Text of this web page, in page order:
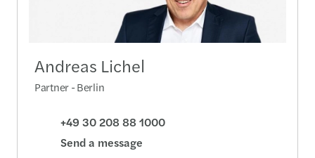
Andreas Lichel
Partner - Berlin
+49 30 208 88 1000
Send a message